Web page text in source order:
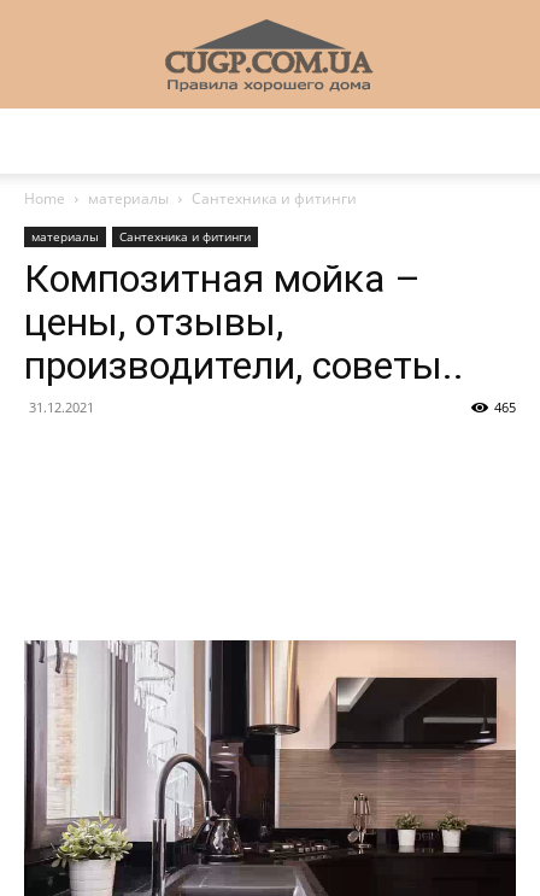
портал
Home материалы Сантехника и фитинги
материалы Сантехника и фитинги
Композитная мойка –
цены, отзывы,
производители, советы..
31.12.2021 465